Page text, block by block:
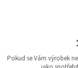
Pokud se Vám výrobek